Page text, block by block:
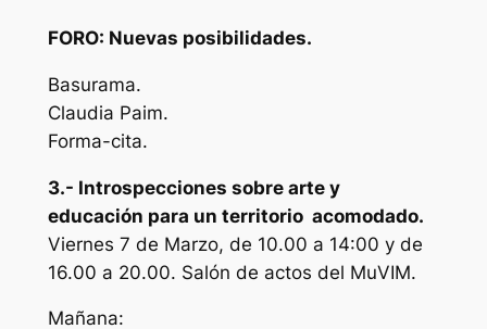
FORO: Nuevas posibilidades.
Basurama.
Claudia Paim.
Forma-cita.
3.- Introspecciones sobre arte y
educación para un territorio acomodado.
Viernes 7 de Marzo, de 10.00 a 14:00 y de
16.00 a 20.00. Salón de actos del MuVIM.
Mañana: